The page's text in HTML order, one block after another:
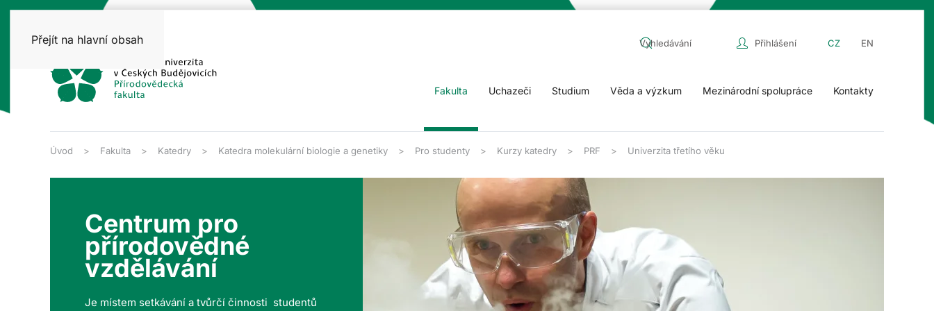
Přejít na hlavní obsah Přihlášení CZ EN
Fakulta Uchazeči Studium Věda a výzkum Mezinárodní spolupráce Kontakty
Úvod Fakulta Katedry Katedra molekulární biologie a genetiky Pro studenty Kurzy katedry PRF Univerzita třetího věku
Centrum pro
přírodovědné
vzdělávání
Je místem setkávání a tvůrčí činnosti studentů